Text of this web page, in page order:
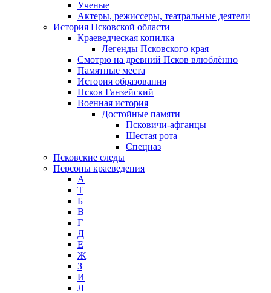
Ученые
Актеры, режиссеры, театральные деятели
История Псковской области
Краеведческая копилка
Легенды Псковского края
Смотрю на древний Псков влюблённо
Памятные места
История образования
Псков Ганзейский
Военная история
Достойные памяти
Псковичи-афганцы
Шестая рота
Спецназ
Псковские следы
Персоны краеведения
А
T
Б
В
Г
Д
Е
Ж
З
И
Л